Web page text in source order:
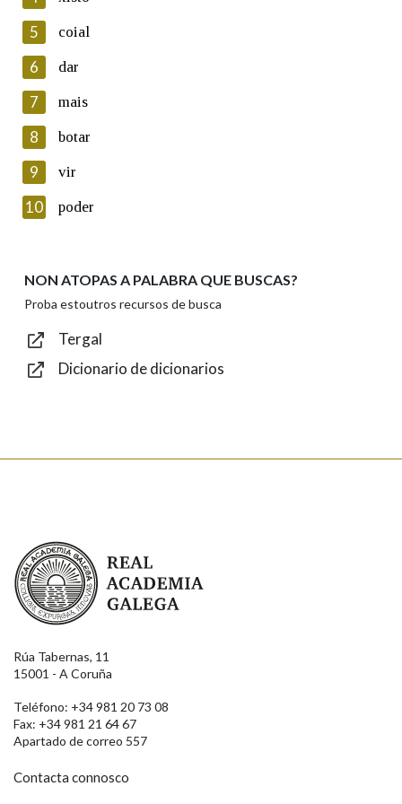
Lin e acepto as condicións da política de
Introduce o código que aparece na imaxe:
Texto de verificación
Enviar
5 coial
6 dar
7 mais
8 botar
9 vir
10 poder
NON ATOPAS A PALABRA QUE BUSCAS?
Proba estoutros recursos de busca
Tergal
Dicionario de dicionarios
Real Academia Galega
Rúa Tabernas, 11
15001 - A Coruña
Teléfono: +34 981 20 73 08
Fax: +34 981 21 64 67
Apartado de correo 557
Contacta connosco